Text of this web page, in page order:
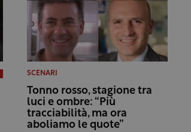
SCENARI
Tonno rosso, stagione tra
luci e ombre: “Più
tracciabilità, ma ora
aboliamo le quote”